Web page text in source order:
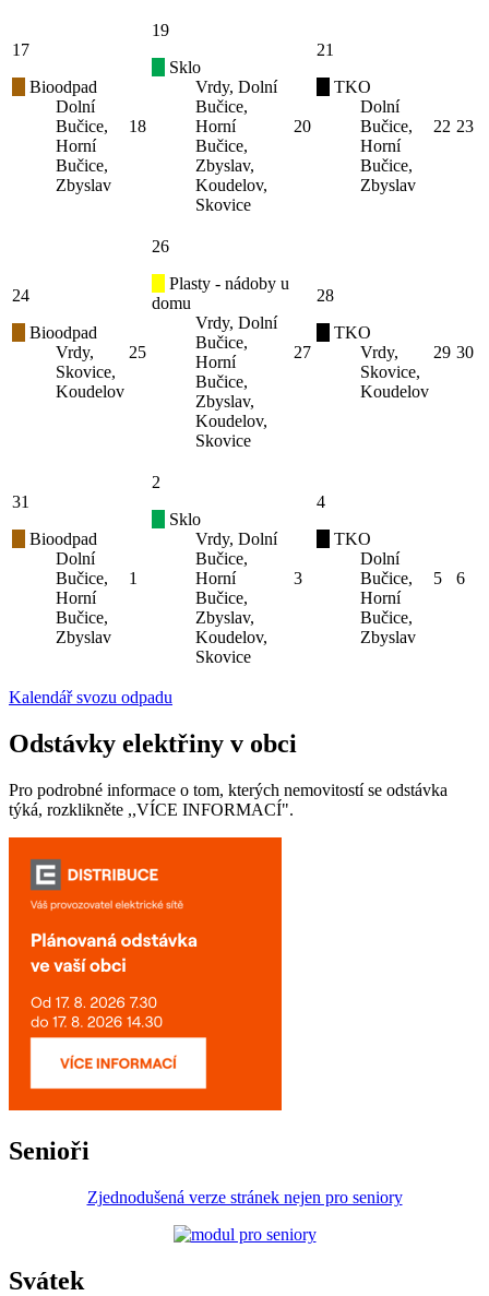
17
Bioodpad
Dolní
Bučice,
Horní
Bučice,
Zbyslav
18
19
Sklo
Vrdy, Dolní
Bučice,
Horní
Bučice,
Zbyslav,
Koudelov,
Skovice
20
21
TKO
Dolní
Bučice,
Horní
Bučice,
Zbyslav
22 23
24
Bioodpad
Vrdy,
Skovice,
Koudelov
25
26
Plasty - nádoby u
domu
Vrdy, Dolní
Bučice,
Horní
Bučice,
Zbyslav,
Koudelov,
Skovice
27
28
TKO
Vrdy,
Skovice,
Koudelov
29 30
31
Bioodpad
Dolní
Bučice,
Horní
Bučice,
Zbyslav
1
2
Sklo
Vrdy, Dolní
Bučice,
Horní
Bučice,
Zbyslav,
Koudelov,
Skovice
3
4
TKO
Dolní
Bučice,
Horní
Bučice,
Zbyslav
5 6
Kalendář svozu odpadu
Odstávky elektřiny v obci
Pro podrobné informace o tom, kterých nemovitostí se odstávka
týká, rozklikněte ,,VÍCE INFORMACÍ".
Senioři
Zjednodušená verze stránek nejen pro seniory
Svátek